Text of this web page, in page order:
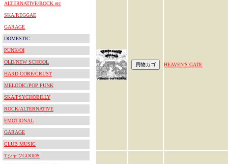
ALTERNATIVE/ROCK etc
SKA/REGGAE
GARAGE
DOMESTIC
PUNK/OI
OLD/NEW SCHOOL
HARD CORE/CRUST
MELODIC/POP PUNK
SKA/PSYCHOBILLY
ROCK/ALTERNATIVE
EMOTIONAL
GARAGE
CLUB MUSIC
TシャツGOODS
HEAVEN'S GATE